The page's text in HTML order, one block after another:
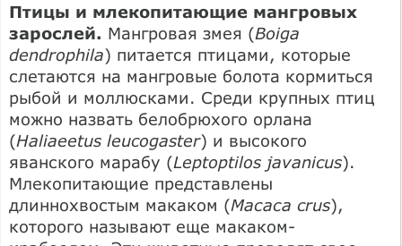
Птицы и млекопитающие мангровых
зарослей. Мангровая змея (Boiga
dendrophila) питается птицами, которые
слетаются на мангровые болота кормиться
рыбой и моллюсками. Среди крупных птиц
можно назвать белобрюхого орлана
(Haliaeetus leucogaster) и высокого
яванского марабу (Leptoptilos javanicus).
Млекопитающие представлены
длиннохвостым макаком (Масаса crus),
которого называют еще макаком-